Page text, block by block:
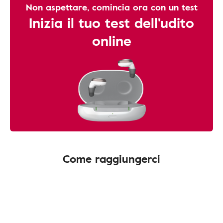
Non aspettare, comincia ora con un test
Inizia il tuo test dell'udito
online
Come raggiungerci